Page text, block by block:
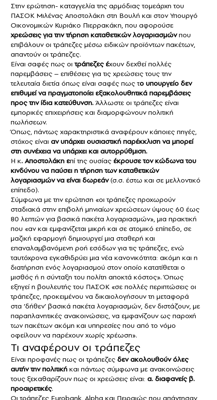
Στην ερώτηση- καταγγελία της αρμόδιας τομεάρχη του
ΠΑΣΟΚ Μιλένας Αποστολάκη στη Βουλή και στον Υπουργό
Οικονομικών Κυριάκο Πιερρακάκη, που αφορούσε
χρεώσεις για την τήρηση καταθετικών λογαριασμώνπου
επιβάλουν οι τράπεζες μέσω ειδικών προϊόντων πακέτων,
απαντούν οι τράπεζες.
Είναι σαφές πως οι τράπεζεςέχουν δεχθεί πολλές
παρεμβάσεις – επιθέσεις για τις χρεώσεις τους την
τελευταία διετία όπως είναι σαφές πως το υπουργείο δεν
επιθυμεί να πραγματοποίει εξακολουθητικά παρεμβάσεις
προς την ίδια κατεύθυνση. Άλλωστε οι τράπεζες είναι
εμπορικές επιχειρήσεις και διαμορφώνουν πολιτική
πωλήσεων.
Όπως, πάντως χαρακτηριστικά αναφέρουν κάποιες πηγές,
στόχος είναι αν υπάρχει ουσιαστική παρέκκλιση να μπορεί
στη συνέχεια να υπάρχει και αυτορρύθμιση.
Η κ. Αποστολάκη επί της ουσίας έκρουσε τον κώδωνα του
κινδύνου να παύσει η τήρηση των καταθετικών
λογαριασμών να είναι δωρεάν(σ.σ. έστω και σε μελλοντικό
επίπεδο).
Σύμφωνα με την ερώτηση «οι τράπεζες προχωρούν
σταδιακά στην επιβολή μηνιαίων χρεώσεων ύψους 60 έως
80 λεπτών για βασικά πακέτα λογαριασμών», μια πρακτική
που «αν και εμφανίζεται μικρή και σε ατομικό επίπεδο, σε
μαζική εφαρμογή δημιουργεί μια σταθερή και
επαναλαμβανόμενη ροή εσόδων για τις τράπεζες, ενώ
ταυτόχρονα εγκαθιδρύει μια νέα κανονικότητα: ακόμη και η
διατήρηση ενός λογαριασμού στον οποίο κατατίθεται ο
μισθός ή η σύνταξη του πολίτη αποκτά κόστος». Όπως
εξηγεί η βουλευτής του ΠΑΣΟΚ «σε πολλές περιπτώσεις οι
τράπεζες, προκειμένου να δικαιολογήσουν τη μεταφορά
στα ‘δήθεν’ βασικά πακέτα λογαριασμών, δεν διστάζουν, με
παραπλανητικές ανακοινώσεις, να εμφανίζουν ως παροχή
των πακέτων ακόμη και υπηρεσίες που από το νόμο
οφείλουν να παρέχουν χωρίς χρέωση».
Τι αναφέρουν οι τράπεζες
Είναι προφανές πως οι τράπεζες δεν ακολουθούν όλες
αυτήν την πολιτική και πάντως σύμφωνα με ανακοινώσεις
τους ξεκαθαρίζουν πως οι χρεώσεις είναι: α. διαφανείς β.
προαιρετικές.
Οι τράπεζες Eurobank, Alpha και Πειραιώς που απάντησαν